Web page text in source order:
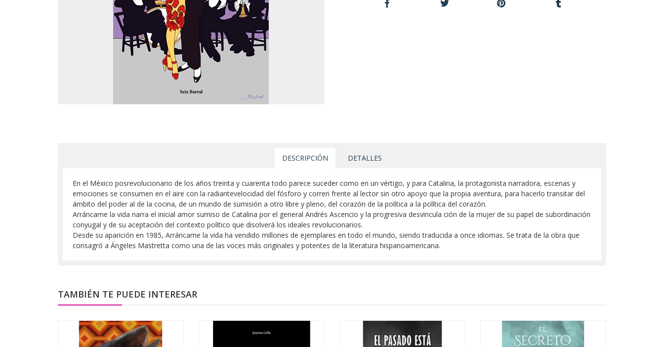
DESCRIPCIÓN DETALLES
En el México posrevolucionario de los años treinta y cuarenta todo parece suceder como en un vértigo, y para Catalina, la protagonista narradora, escenas y
emociones se consumen en el aire con la radiantevelocidad del fósforo y corren frente al lector sin otro apoyo que la propia aventura, para hacerlo transitar del
ámbito del poder al de la cocina, de un mundo de sumisión a otro libre y pleno, del corazón de la política a la política del corazón.
Arráncame la vida narra el inicial amor sumiso de Catalina por el general Andrés Ascencio y la progresiva desvincula ción de la mujer de su papel de subordinación
conyugal y de su aceptación del contexto político que disolverá los ideales revolucionarios.
Desde su aparición en 1985, Arráncame la vida ha vendido millones de ejemplares en todo el mundo, siendo traducida a once idiomas. Se trata de la obra que
consagró a Ángeles Mastretta como una de las voces más originales y potentes de la literatura hispanoamericana.
TAMBIÉN TE PUEDE INTERESAR